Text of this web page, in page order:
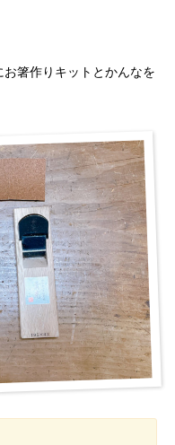
箸作りキットとかんなを